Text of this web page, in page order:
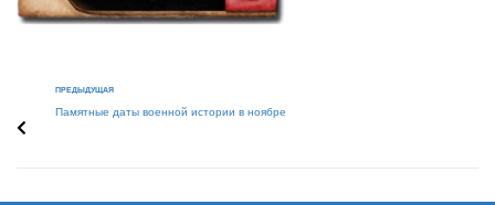
ПРЕДЫДУЩАЯ
Памятные даты военной истории в ноябре